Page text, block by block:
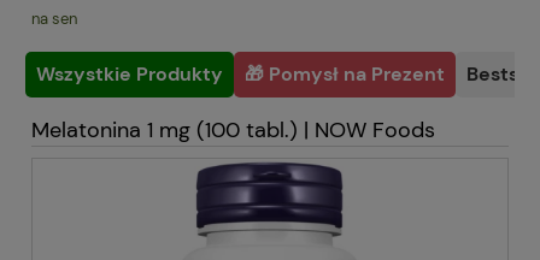
na sen
Wszystkie Produkty 🎁 Pomysł na Prezent
Melatonina 1 mg (100 tabl.) | NOW Foods